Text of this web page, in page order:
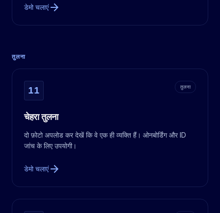
डेमो चलाएंarrow_forward
तुलना
11 तुलना
चेहरा तुलना
दो फ़ोटो अपलोड कर देखें कि वे एक ही व्यक्ति हैं। ओनबोर्डिंग और ID
जांच के लिए उपयोगी।
डेमो चलाएंarrow_forward